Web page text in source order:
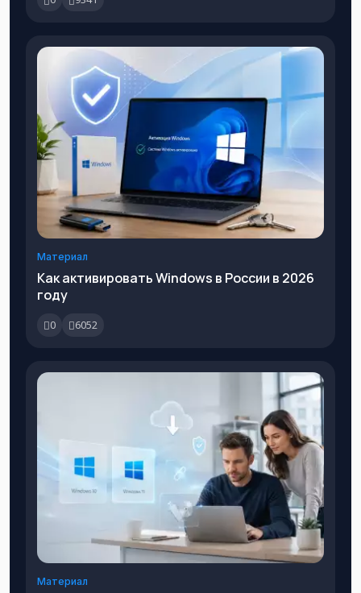
Материал
Как активировать Windows в России в 2026
году
0 6052
Материал